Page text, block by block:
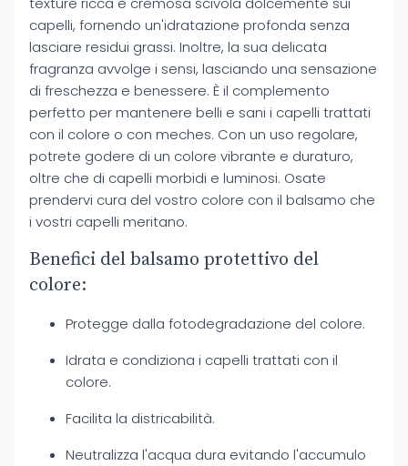
capelli, fornendo un'idratazione profonda senza
lasciare residui grassi. Inoltre, la sua delicata
fragranza avvolge i sensi, lasciando una sensazione
di freschezza e benessere. È il complemento
perfetto per mantenere belli e sani i capelli trattati
con il colore o con meches. Con un uso regolare,
potrete godere di un colore vibrante e duraturo,
oltre che di capelli morbidi e luminosi. Osate
prendervi cura del vostro colore con il balsamo che
i vostri capelli meritano.
Benefici del balsamo protettivo del
colore:
Protegge dalla fotodegradazione del colore.
Idrata e condiziona i capelli trattati con il
colore.
Facilita la districabilità.
Neutralizza l'acqua dura evitando l'accumulo